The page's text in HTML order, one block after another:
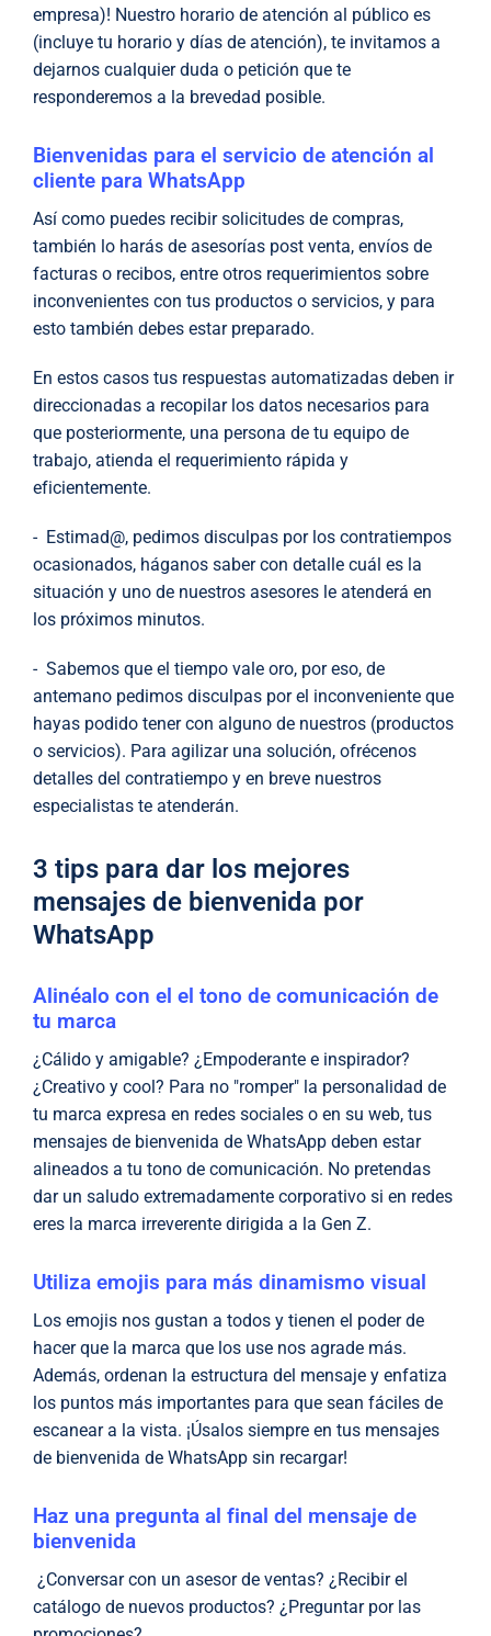
empresa)! Nuestro horario de atención al público es
(incluye tu horario y días de atención), te invitamos a
dejarnos cualquier duda o petición que te
responderemos a la brevedad posible.
Bienvenidas para el servicio de atención al
cliente para WhatsApp
Así como puedes recibir solicitudes de compras,
también lo harás de asesorías post venta, envíos de
facturas o recibos, entre otros requerimientos sobre
inconvenientes con tus productos o servicios, y para
esto también debes estar preparado.
En estos casos tus respuestas automatizadas deben ir
direccionadas a recopilar los datos necesarios para
que posteriormente, una persona de tu equipo de
trabajo, atienda el requerimiento rápida y
eficientemente.
- Estimad@, pedimos disculpas por los contratiempos
ocasionados, háganos saber con detalle cuál es la
situación y uno de nuestros asesores le atenderá en
los próximos minutos.
- Sabemos que el tiempo vale oro, por eso, de
antemano pedimos disculpas por el inconveniente que
hayas podido tener con alguno de nuestros (productos
o servicios). Para agilizar una solución, ofrécenos
detalles del contratiempo y en breve nuestros
especialistas te atenderán.
3 tips para dar los mejores
mensajes de bienvenida por
WhatsApp
Alinéalo con el el tono de comunicación de
tu marca
¿Cálido y amigable? ¿Empoderante e inspirador?
¿Creativo y cool? Para no "romper" la personalidad de
tu marca expresa en redes sociales o en su web, tus
mensajes de bienvenida de WhatsApp deben estar
alineados a tu tono de comunicación. No pretendas
dar un saludo extremadamente corporativo si en redes
eres la marca irreverente dirigida a la Gen Z.
Utiliza emojis para más dinamismo visual
Los emojis nos gustan a todos y tienen el poder de
hacer que la marca que los use nos agrade más.
Además, ordenan la estructura del mensaje y enfatiza
los puntos más importantes para que sean fáciles de
escanear a la vista. ¡Úsalos siempre en tus mensajes
de bienvenida de WhatsApp sin recargar!
Haz una pregunta al final del mensaje de
bienvenida
¿Conversar con un asesor de ventas? ¿Recibir el
catálogo de nuevos productos? ¿Preguntar por las